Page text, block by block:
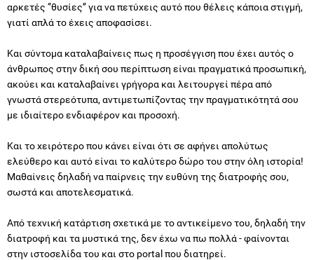
αρκετές ‘’θυσίες’’ για να πετύχεις αυτό που θέλεις κάποια στιγμή,
γιατί απλά το έχεις αποφασίσει.
Και σύντομα καταλαβαίνεις πως η προσέγγιση που έχει αυτός ο
άνθρωπος στην δική σου περίπτωση είναι πραγματικά προσωπική,
ακούει και καταλαβαίνει γρήγορα και λειτουργεί πέρα από
γνωστά στερεότυπα, αντιμετωπίζοντας την πραγματικότητά σου
με ιδιαίτερο ενδιαφέρον και προσοχή.
Και το χειρότερο που κάνει είναι ότι σε αφήνει απολύτως
ελεύθερο και αυτό είναι το καλύτερο δώρο του στην όλη ιστορία!
Μαθαίνεις δηλαδή να παίρνεις την ευθύνη της διατροφής σου,
σωστά και αποτελεσματικά.
Από τεχνική κατάρτιση σχετικά με το αντικείμενο του, δηλαδή την
διατροφή και τα μυστικά της, δεν έχω να πω πολλά - φαίνονται
στην ιστοσελίδα του και στο portal που διατηρεί.